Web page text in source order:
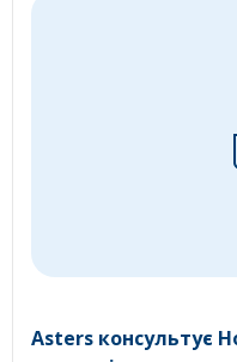
Asters консультує